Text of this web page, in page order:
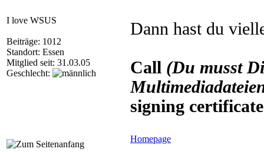
I love WSUS
Beiträge: 1012
Standort: Essen
Mitglied seit: 31.03.05
Geschlecht:
Dann hast du
Call (Du musst
signing certificate
Homepage